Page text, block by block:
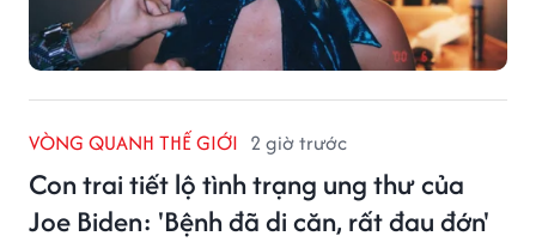
VÒNG QUANH THẾ GIỚI 2 giờ trước
Con trai tiết lộ tình trạng ung thư của
Joe Biden: 'Bệnh đã di căn, rất đau đớn'